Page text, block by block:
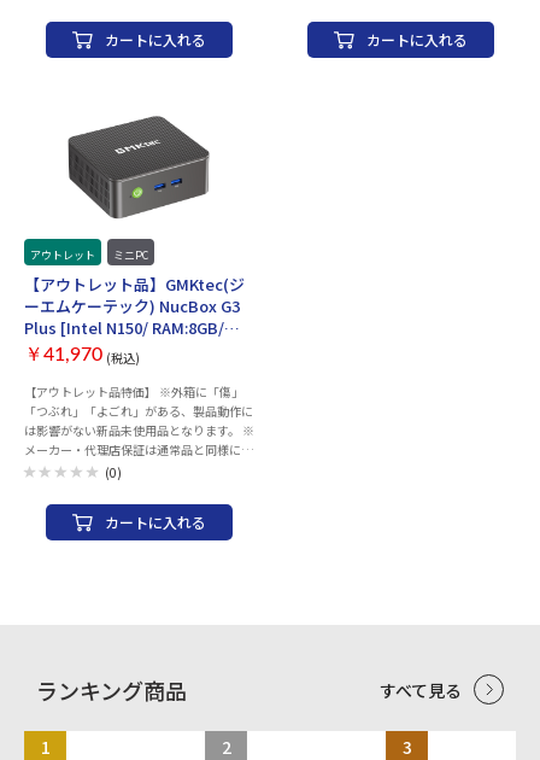
主催の各種キャンペーンも通常品同様、対
象となります。 ※商品個別の状態などご案
内しておりません。 ※外箱の破損状態に
Pro・CPU：Intel N150・メモリ：16GB /
SSD：512GB・無線LAN：WIFI 6 /
Bluetooth：v5.2・大きさ：約106 × 114
× 42.5 mm
カートに入れる
承っております。 商品のサポートに関する
お問い合わせは、当店からの納品書をご用
意いただき、 下記サポートにご連絡くださ
カートに入れる
アウトレット ミニPC
【アウトレット品】GMKtec(ジ
ーエムケーテック) NucBox G3
Plus [Intel N150/ RAM:8GB/
SSD:256GB/ Windows11 Pro]
￥41,970 (税込)
【アウトレット品特価】 ※外箱に「傷」
「つぶれ」「よごれ」がある、製品動作に
は影響がない新品未使用品となります。 ※
メーカー・代理店保証は通常品と同様にご
ざいます。 また、メーカー主催の各種キャ
※商品個別の状態などご案内しておりませ
ん。 ※外箱の破損状態による、ご返品は
承ることができません。予めご了承くださ
(0)
カートに入れる
ランキング商品 すべて見る
1 2 3